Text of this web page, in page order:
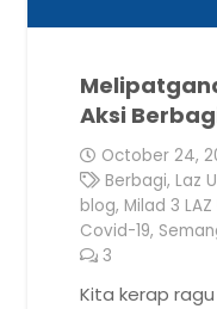
Aksi
October 24,
Berbagi, Laz
blog, Milad 3
Covid-19,
3
Kita kerap